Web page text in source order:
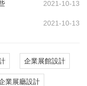
2021-10-13
2021-10-13
企業展館設計
業展廳設計